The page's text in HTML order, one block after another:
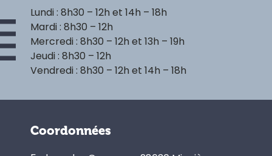
Lundi : 8h30 – 12h et 14h – 18h
Mardi : 8h30 – 12h
Mercredi : 8h30 – 12h et 13h – 19h
Jeudi : 8h30 – 12h
Vendredi : 8h30 – 12h et 14h – 18h
Coordonnées